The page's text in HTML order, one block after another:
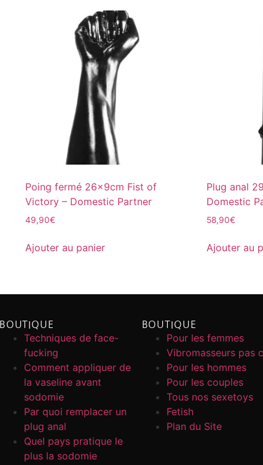
Poing fermé 26x9cm Fist of
Victory – Domestic Partner
49,90€
Ajouter au panier
Plug anal
Domestic
58,90€
Ajouter au
BOUTIQUE
Techniques de face-
fucking
Comment appliquer de
la vaseline avant
sodomie
Par quoi remplacer un
plug anal
Quel pays pratique le
plus la sodomie
BOUTIQUE
Pour les femmes
Vibromasseurs pas
Pour les hommes
Pour les couples
Tous nos sexetoys
Fetish
Plan du Site